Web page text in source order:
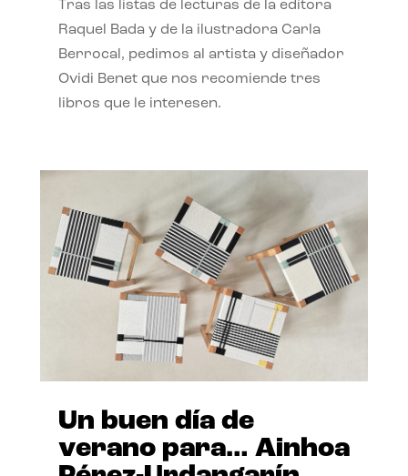
Tras las listas de lecturas de la editora
Raquel Bada y de la ilustradora Carla
Berrocal, pedimos al artista y diseñador
Ovidi Benet que nos recomiende tres
libros que le interesen.
Un buen día de
verano para… Ainhoa